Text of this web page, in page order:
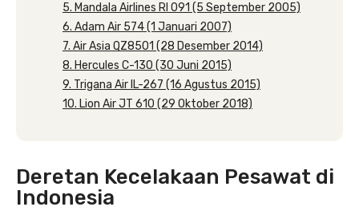
5. Mandala Airlines RI 091 (5 September 2005)
6. Adam Air 574 (1 Januari 2007)
7. Air Asia QZ8501 (28 Desember 2014)
8. Hercules C-130 (30 Juni 2015)
9. Trigana Air IL-267 (16 Agustus 2015)
10. Lion Air JT 610 (29 Oktober 2018)
Deretan Kecelakaan Pesawat di
Indonesia